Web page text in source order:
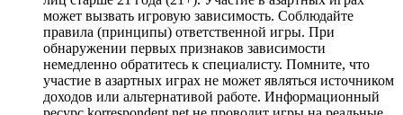
может вызвать игровую зависимость. Соблюдайте
правила (принципы) ответственной игры. При
обнаружении первых признаков зависимости
немедленно обратитесь к специалисту. Помните, что
участие в азартных играх не может являться источником
доходов или альтернативой работе. Информационный